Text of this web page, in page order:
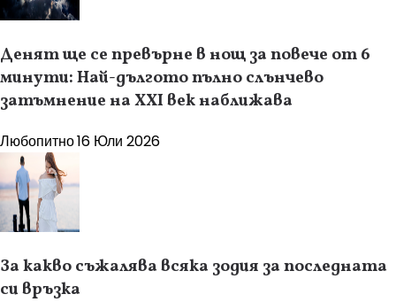
Денят ще се превърне в нощ за повече от 6
минути: Най-дългото пълно слънчево
затъмнение на XXI век наближава
Любопитно16 Юли 2026
За какво съжалява всяка зодия за последната
си връзка